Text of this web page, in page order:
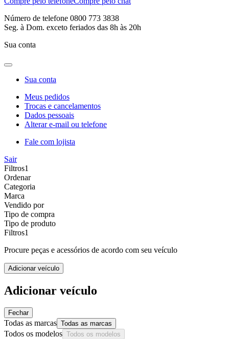
Número de telefone 0800 773 3838
Seg. à Dom. exceto feriados das 8h às 20h
Sua conta
Sua conta
Meus pedidos
Trocas e cancelamentos
Dados pessoais
Alterar e-mail ou telefone
Fale com lojista
Sair
Filtros1
Ordenar
Categoria
Marca
Vendido por
Tipo de compra
Tipo de produto
Filtros1
Procure peças e acessórios de acordo com seu veículo
Adicionar veículo
Adicionar veículo
Fechar
Todas as marcas Todas as marcas
Todos os modelos Todos os modelos